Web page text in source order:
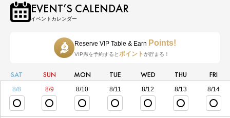
地元を代表するDJを中心にクラシックからブランニューまでトレンドの
HIPHOPが楽しめるフロア
EVENT’S CALENDAR
イベントカレンダー
Reserve VIP Table & Earn Points!
VIP席を予約すると ポイント が貯まる！
SAT SUN MON TUE WED THU FRI
8/8 8/9 8/10 8/11 8/12 8/13 8/14